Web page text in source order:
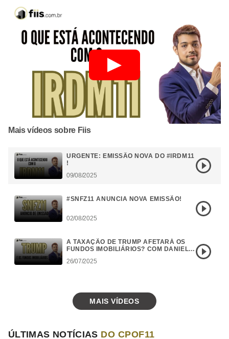
Mais vídeos sobre Fiis
URGENTE: EMISSÃO NOVA DO #IRDM11
!
09/08/2025
#SNFZ11 ANUNCIA NOVA EMISSÃO!
02/08/2025
A TAXAÇÃO DE TRUMP AFETARÁ OS
FUNDOS IMOBILIÁRIOS? COM DANIEL
26/07/2025
MAIS VÍDEOS
ÚLTIMAS NOTÍCIAS DO CPOF11